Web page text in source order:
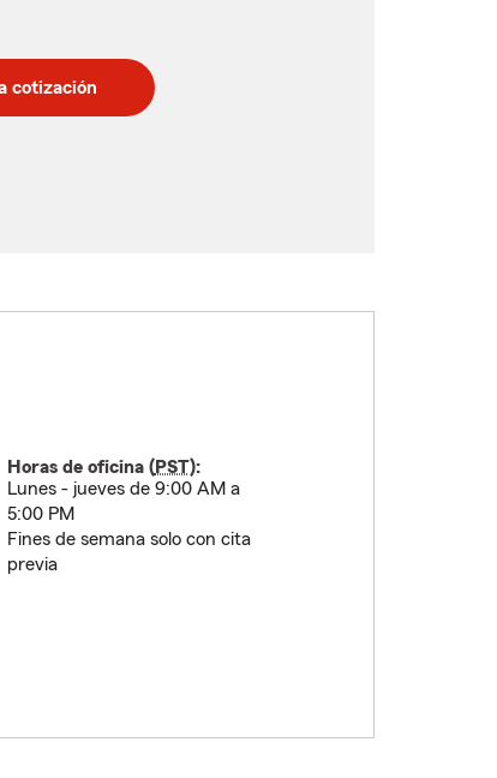
cotización
Horas de oficina (PST):
Lunes - jueves de 9:00 AM a
5:00 PM
Fines de semana solo con cita
previa